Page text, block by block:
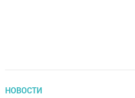
НОВОСТИ